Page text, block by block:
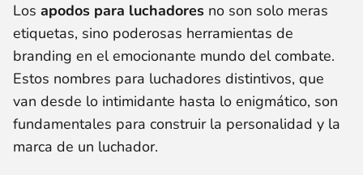
Los apodos para luchadores no son solo meras
etiquetas, sino poderosas herramientas de
branding en el emocionante mundo del combate.
Estos nombres para luchadores distintivos, que
van desde lo intimidante hasta lo enigmático, son
fundamentales para construir la personalidad y la
marca de un luchador.